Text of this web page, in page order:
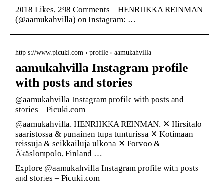
2018 Likes, 298 Comments – HENRIIKKA REINMAN
(@aamukahvilla) on Instagram: …
http s://www.picuki.com › profile › aamukahvilla
aamukahvilla Instagram profile
with posts and stories
@aamukahvilla Instagram profile with posts and
stories – Picuki.com
@aamukahvilla. HENRIIKKA REINMAN. ✕ Hirsitalo
saaristossa & punainen tupa tunturissa ✕ Kotimaan
reissuja & seikkailuja ulkona ✕ Porvoo &
Äkäslompolo, Finland …
Explore @aamukahvilla Instagram profile with posts
and stories – Picuki.com